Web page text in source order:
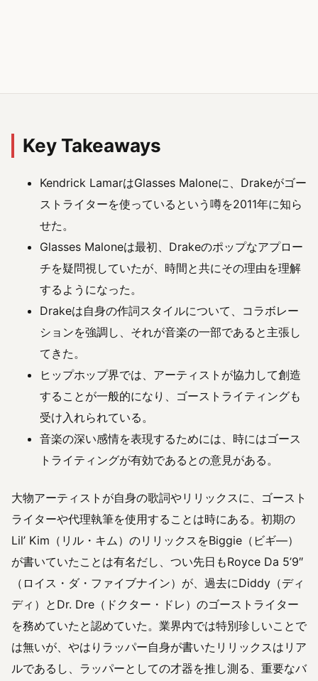
Key Takeaways
Kendrick LamarはGlasses Maloneに、Drakeがゴー
ストライターを使っているという噂を2011年に知ら
せた。
Glasses Maloneは最初、Drakeのポップなアプロー
チを疑問視していたが、時間と共にその理由を理解
するようになった。
Drakeは自身の作詞スタイルについて、コラボレー
ションを強調し、それが音楽の一部であると主張し
てきた。
ヒップホップ界では、アーティストが協力して創造
することが一般的になり、ゴーストライティングも
受け入れられている。
音楽の深い感情を表現するためには、時にはゴース
トライティングが有効であるとの意見がある。
大物アーティストが自身の歌詞やリリックスに、ゴースト
ライターや代理執筆を使用することは時にある。初期の
Lil’ Kim（リル・キム）のリリックスをBiggie（ビギ―）
が書いていたことは有名だし、つい先日もRoyce Da 5’9″
（ロイス・ダ・ファイブナイン）が、過去にDiddy（ディ
ディ）とDr. Dre（ドクター・ドレ）のゴーストライター
を務めていたと認めていた。業界内では特別珍しいことで
は無いが、やはりラッパー自身が書いたリリックスはリア
ルであるし、ラッパーとしての才器を推し測る、重要なバ